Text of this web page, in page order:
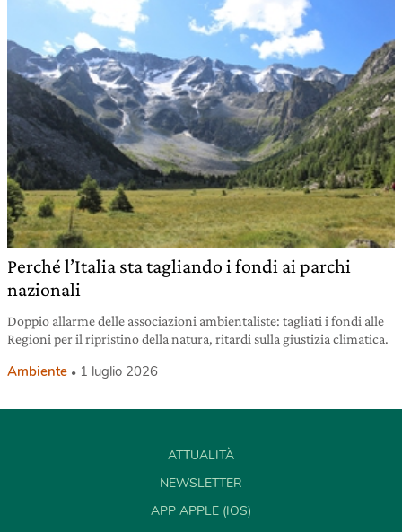
Perché l’Italia sta tagliando i fondi ai parchi
nazionali
Doppio allarme delle associazioni ambientaliste: tagliati i fondi alle
Regioni per il ripristino della natura, ritardi sulla giustizia climatica.
Ambiente 1 luglio 2026
ATTUALITÀ
NEWSLETTER
APP APPLE (IOS)